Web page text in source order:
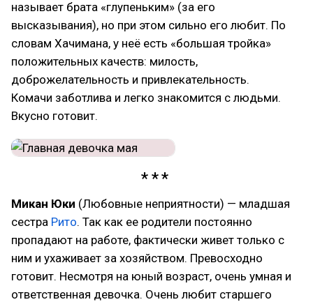
называет брата «глупеньким» (за его
высказывания), но при этом сильно его любит. По
словам Хачимана, у неё есть «большая тройка»
положительных качеств: милость,
доброжелательность и привлекательность.
Комачи заботлива и легко знакомится с людьми.
Вкусно готовит.
Микан Юки (Любовные неприятности) — младшая
сестра Рито. Так как ее родители постоянно
пропадают на работе, фактически живет только с
ним и ухаживает за хозяйством. Превосходно
готовит. Несмотря на юный возраст, очень умная и
ответственная девочка. Очень любит старшего